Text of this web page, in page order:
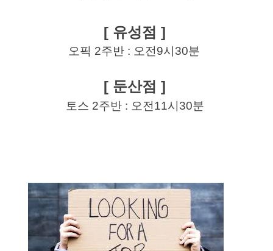
[ 유성점 ]
오픽 2주반 : 오전9시30분
[ 둔산점 ]
토스 2주반 : 오전11시30분